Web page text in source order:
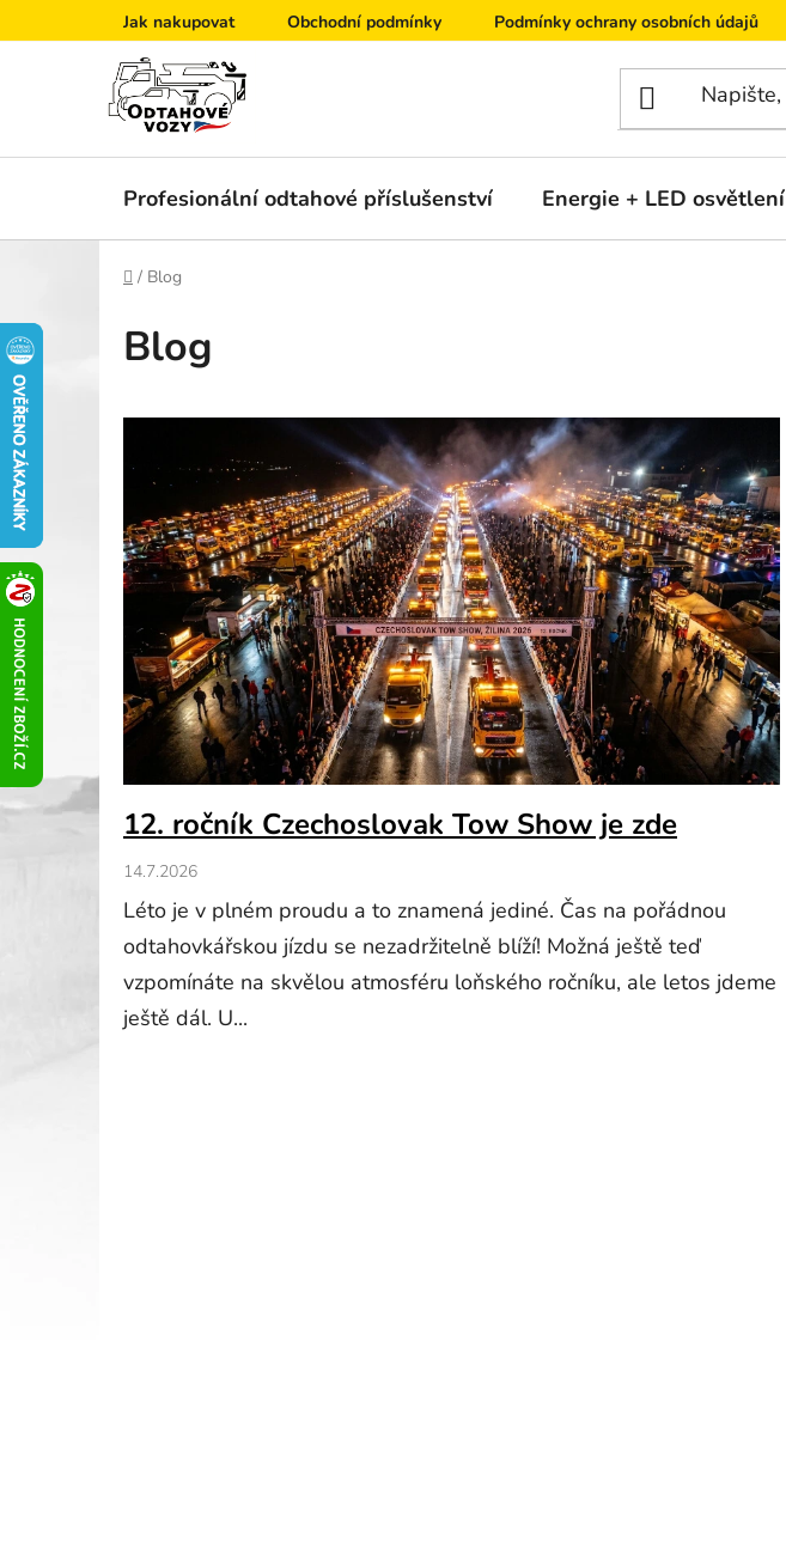
na
Jak nakupovat Obchodní podmínky Podmínky ochrany osobních údajů
Profesionální odtahové příslušenství Energie + LED osvětlení
Domů
/ Blog
Blog
V
p
s
č
l
n
k
ů
12. ročník Czechoslovak Tow Show je zde
14.7.2026
Léto je v plném proudu a to znamená jediné. Čas na pořádnou
odtahovkářskou jízdu se nezadržitelně blíží! Možná ještě teď
vzpomínáte na skvělou atmosféru loňského ročníku, ale letos jdeme
ještě dál. U...